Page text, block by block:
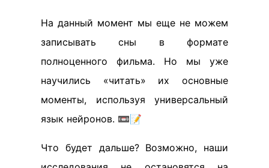
На данный момент мы еще не можем
записывать сны в формате
полноценного фильма. Но мы уже
научились «читать» их основные
моменты, используя универсальный
язык нейронов. 📼📝
Что будет дальше? Возможно, наши